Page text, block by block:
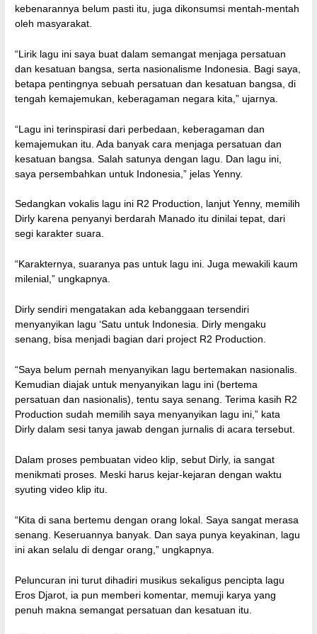
kebenarannya belum pasti itu, juga dikonsumsi mentah-mentah
oleh masyarakat.
“Lirik lagu ini saya buat dalam semangat menjaga persatuan
dan kesatuan bangsa, serta nasionalisme Indonesia. Bagi saya,
betapa pentingnya sebuah persatuan dan kesatuan bangsa, di
tengah kemajemukan, keberagaman negara kita,” ujarnya.
“Lagu ini terinspirasi dari perbedaan, keberagaman dan
kemajemukan itu. Ada banyak cara menjaga persatuan dan
kesatuan bangsa. Salah satunya dengan lagu. Dan lagu ini,
saya persembahkan untuk Indonesia,” jelas Yenny.
Sedangkan vokalis lagu ini R2 Production, lanjut Yenny, memilih
Dirly karena penyanyi berdarah Manado itu dinilai tepat, dari
segi karakter suara.
“Karakternya, suaranya pas untuk lagu ini. Juga mewakili kaum
milenial,” ungkapnya.
Dirly sendiri mengatakan ada kebanggaan tersendiri
menyanyikan lagu ‘Satu untuk Indonesia. Dirly mengaku
senang, bisa menjadi bagian dari project R2 Production.
“Saya belum pernah menyanyikan lagu bertemakan nasionalis.
Kemudian diajak untuk menyanyikan lagu ini (bertema
persatuan dan nasionalis), tentu saya senang. Terima kasih R2
Production sudah memilih saya menyanyikan lagu ini,” kata
Dirly dalam sesi tanya jawab dengan jurnalis di acara tersebut.
Dalam proses pembuatan video klip, sebut Dirly, ia sangat
menikmati proses. Meski harus kejar-kejaran dengan waktu
syuting video klip itu.
“Kita di sana bertemu dengan orang lokal. Saya sangat merasa
senang. Keseruannya banyak. Dan saya punya keyakinan, lagu
ini akan selalu di dengar orang,” ungkapnya.
Peluncuran ini turut dihadiri musikus sekaligus pencipta lagu
Eros Djarot, ia pun memberi komentar, memuji karya yang
penuh makna semangat persatuan dan kesatuan itu.